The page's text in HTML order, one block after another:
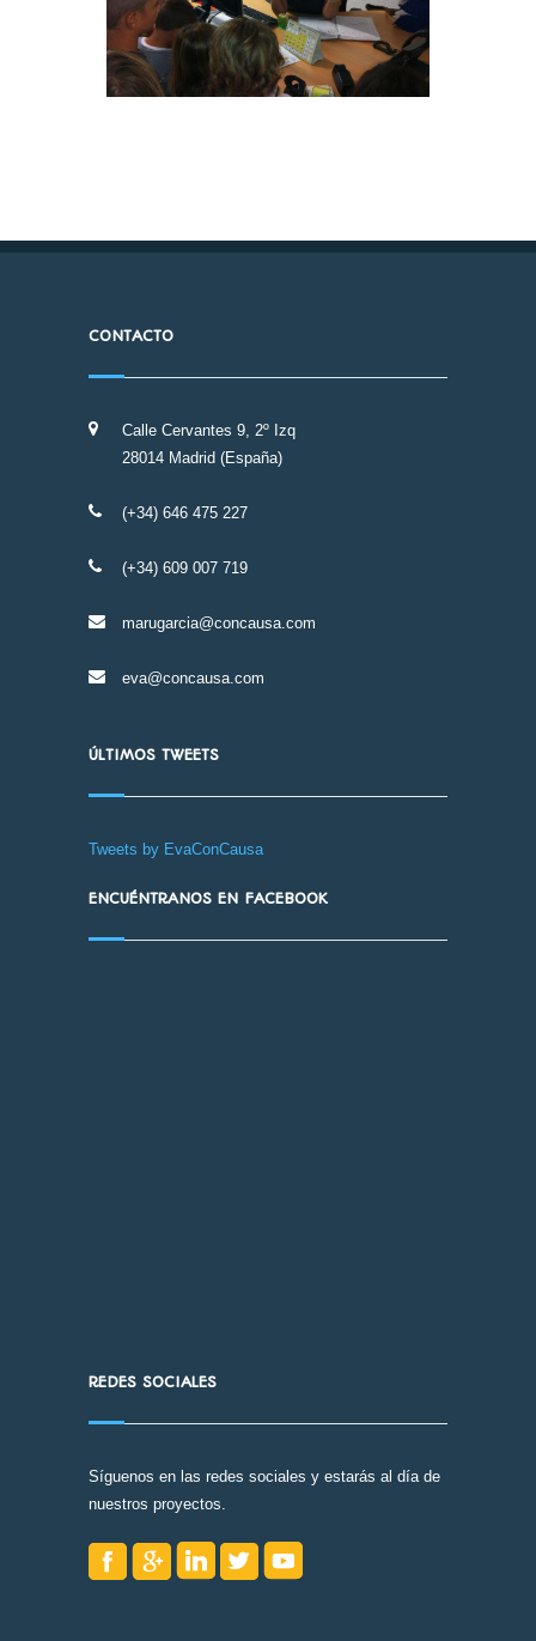
CONTACTO
Calle Cervantes 9, 2º Izq
28014 Madrid (España)
(+34) 646 475 227
(+34) 609 007 719
marugarcia@concausa.com
eva@concausa.com
ÚLTIMOS TWEETS
Tweets by EvaConCausa
ENCUÉNTRANOS EN FACEBOOK
REDES SOCIALES
Síguenos en las redes sociales y estarás al día de
nuestros proyectos.